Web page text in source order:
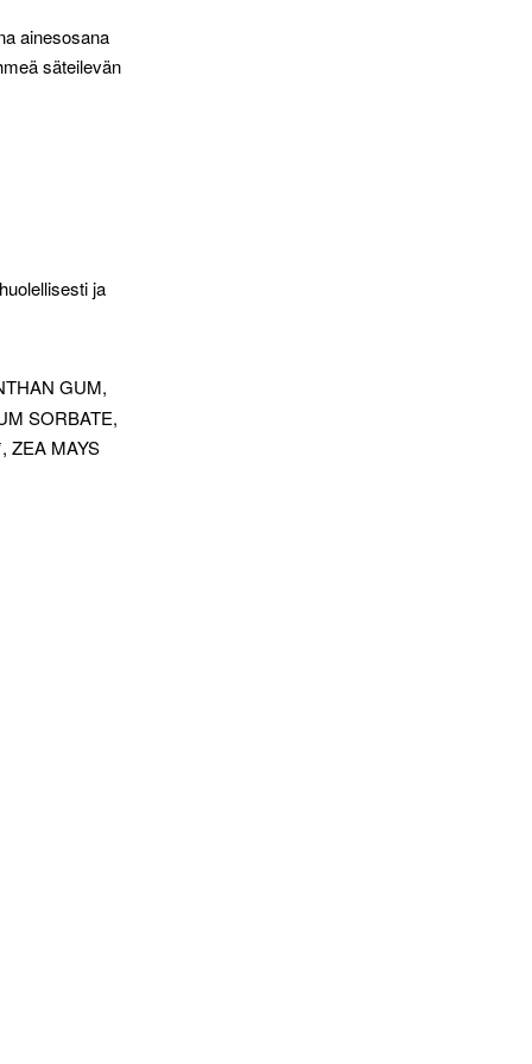
ainesosana
säteilevän
ja
GUM,
SORBATE,
ZEA MAYS